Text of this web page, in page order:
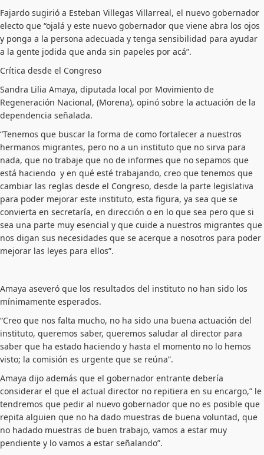
Fajardo sugirió a Esteban Villegas Villarreal, el nuevo gobernador
electo que “ojalá y este nuevo gobernador que viene abra los ojos
y ponga a la persona adecuada y tenga sensibilidad para ayudar
a la gente jodida que anda sin papeles por acá”.
Crítica desde el Congreso
Sandra Lilia Amaya, diputada local por Movimiento de
Regeneración Nacional, (Morena), opinó sobre la actuación de la
dependencia señalada.
“Tenemos que buscar la forma de como fortalecer a nuestros
hermanos migrantes, pero no a un instituto que no sirva para
nada, que no trabaje que no de informes que no sepamos que
está haciendo y en qué esté trabajando, creo que tenemos que
cambiar las reglas desde el Congreso, desde la parte legislativa
para poder mejorar este instituto, esta figura, ya sea que se
convierta en secretaría, en dirección o en lo que sea pero que si
sea una parte muy esencial y que cuide a nuestros migrantes que
nos digan sus necesidades que se acerque a nosotros para poder
mejorar las leyes para ellos”.
Amaya aseveró que los resultados del instituto no han sido los
mínimamente esperados.
“Creo que nos falta mucho, no ha sido una buena actuación del
instituto, queremos saber, queremos saludar al director para
saber que ha estado haciendo y hasta el momento no lo hemos
visto; la comisión es urgente que se reúna”.
Amaya dijo además que el gobernador entrante debería
considerar el que el actual director no repitiera en su encargo,” le
tendremos que pedir al nuevo gobernador que no es posible que
repita alguien que no ha dado muestras de buena voluntad, que
no hadado muestras de buen trabajo, vamos a estar muy
pendiente y lo vamos a estar señalando”.